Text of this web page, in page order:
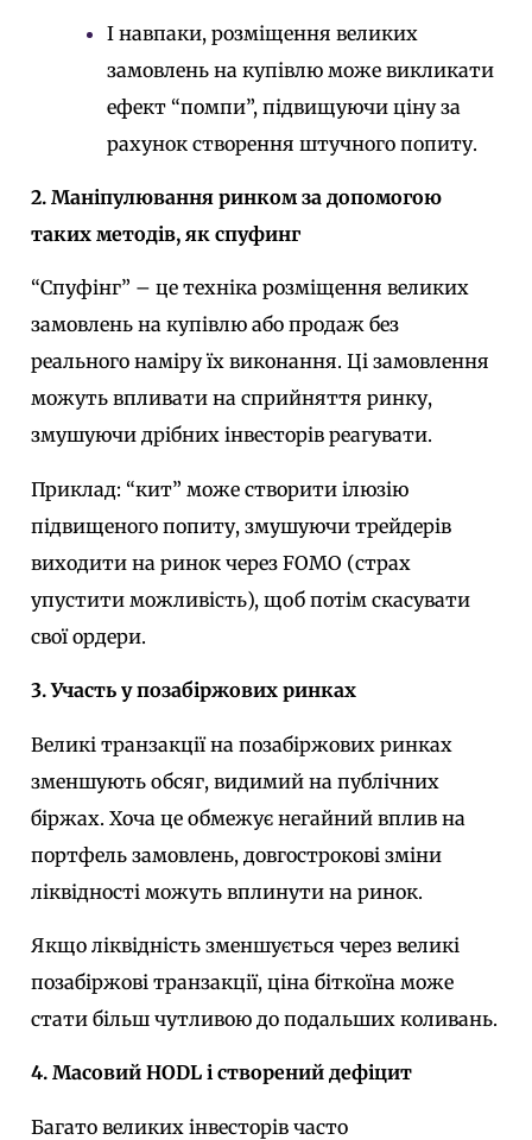
І навпаки, розміщення великих
замовлень на купівлю може викликати
ефект “помпи”, підвищуючи ціну за
рахунок створення штучного попиту.
2. Маніпулювання ринком за допомогою
таких методів, як спуфинг
“Спуфінг” – це техніка розміщення великих
замовлень на купівлю або продаж без
реального наміру їх виконання. Ці замовлення
можуть впливати на сприйняття ринку,
змушуючи дрібних інвесторів реагувати.
Приклад: “кит” може створити ілюзію
підвищеного попиту, змушуючи трейдерів
виходити на ринок через FOMO (страх
упустити можливість), щоб потім скасувати
свої ордери.
3. Участь у позабіржових ринках
Великі транзакції на позабіржових ринках
зменшують обсяг, видимий на публічних
біржах. Хоча це обмежує негайний вплив на
портфель замовлень, довгострокові зміни
ліквідності можуть вплинути на ринок.
Якщо ліквідність зменшується через великі
позабіржові транзакції, ціна біткоїна може
стати більш чутливою до подальших коливань.
4. Масовий HODL і створений дефіцит
Багато великих інвесторів часто